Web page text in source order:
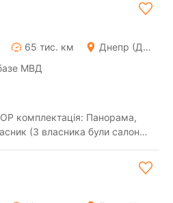
65 тис. км
Днепр (Днепропетровск)
МВД
комплектація: Панорама,
(3 власника були салони).